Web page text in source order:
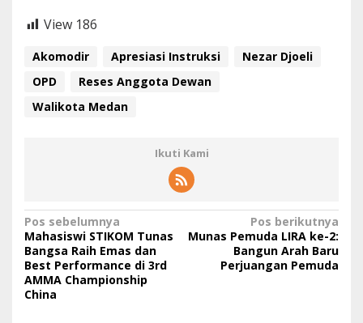
View 186
Akomodir Apresiasi Instruksi
Nezar Djoeli
OPD
Reses Anggota Dewan
Walikota Medan
Ikuti Kami
N
a
v
i
Pos sebelumnya
Mahasiswi STIKOM Tunas
Bangsa Raih Emas dan
Best Performance di 3rd
AMMA Championship
China
Pos berikutnya
Munas Pemuda LIRA ke-2:
Bangun Arah Baru
Perjuangan Pemuda